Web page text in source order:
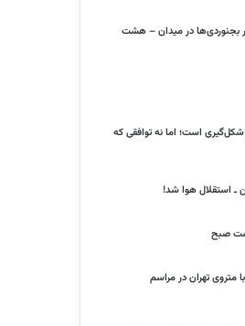
بجنوردی‌ها در میدان – هشت
است؛ اما نه توافقی که
ـ استقلال هوا شد!
صبح
هزار مسافر با متروی تهران در مراسم